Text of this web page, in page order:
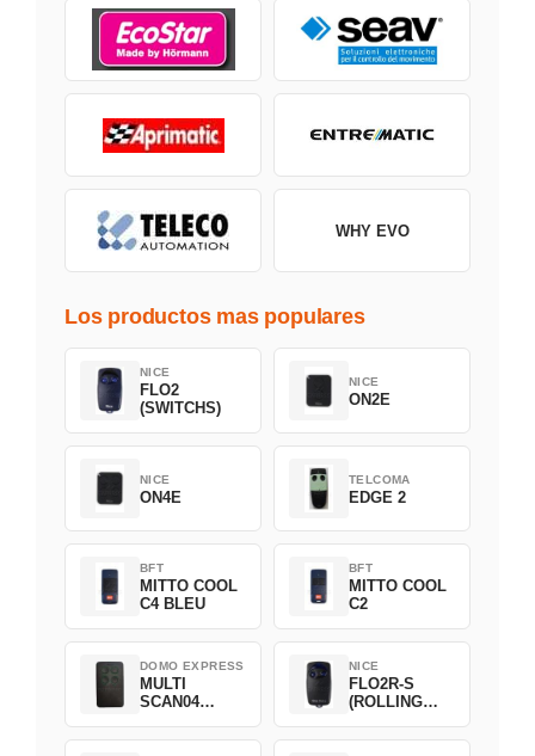
WHY EVO
Los productos mas populares
NICE
FLO2
(SWITCHS)
NICE
ON2E
NICE
ON4E
TELCOMA
EDGE 2
BFT
MITTO COOL
C4 BLEU
BFT
MITTO COOL
C2
DOMO EXPRESS
MULTI
SCAN04
NICE
FLO2R-S
(ROLLING